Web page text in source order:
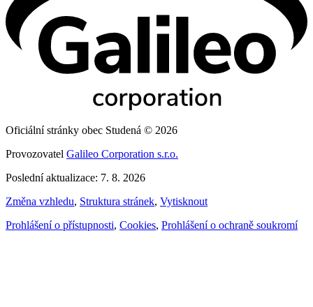
Oficiální stránky obec Studená © 2026
Provozovatel Galileo Corporation s.r.o.
Poslední aktualizace: 7. 8. 2026
Změna vzhledu, Struktura stránek, Vytisknout
Prohlášení o přístupnosti, Cookies, Prohlášení o ochraně soukromí